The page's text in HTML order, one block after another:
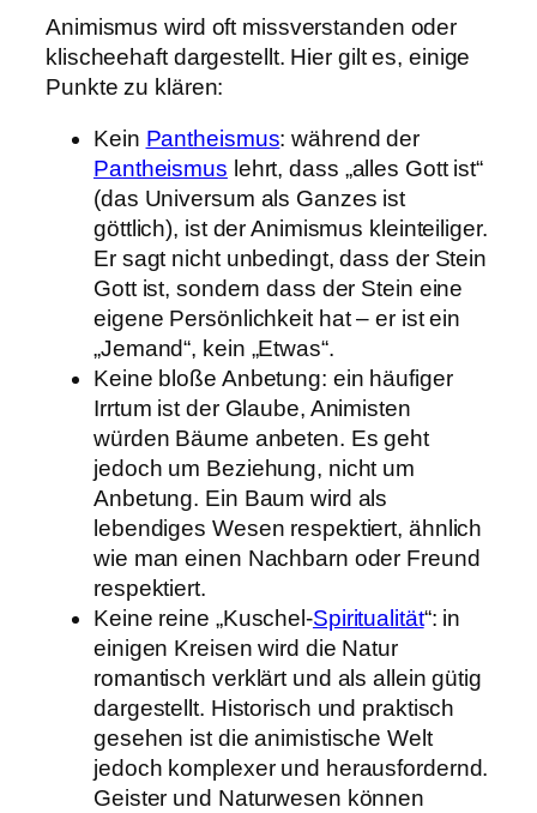
Animismus wird oft missverstanden oder
klischeehaft dargestellt. Hier gilt es, einige
Punkte zu klären:
Kein Pantheismus: während der
Pantheismus lehrt, dass „alles Gott ist“
(das Universum als Ganzes ist
göttlich), ist der Animismus kleinteiliger.
Er sagt nicht unbedingt, dass der Stein
Gott ist, sondern dass der Stein eine
eigene Persönlichkeit hat – er ist ein
„Jemand“, kein „Etwas“.
Keine bloße Anbetung: ein häufiger
Irrtum ist der Glaube, Animisten
würden Bäume anbeten. Es geht
jedoch um Beziehung, nicht um
Anbetung. Ein Baum wird als
lebendiges Wesen respektiert, ähnlich
wie man einen Nachbarn oder Freund
respektiert.
Keine reine „Kuschel-Spiritualität“: in
einigen Kreisen wird die Natur
romantisch verklärt und als allein gütig
dargestellt. Historisch und praktisch
gesehen ist die animistische Welt
jedoch komplexer und herausfordernd.
Geister und Naturwesen können